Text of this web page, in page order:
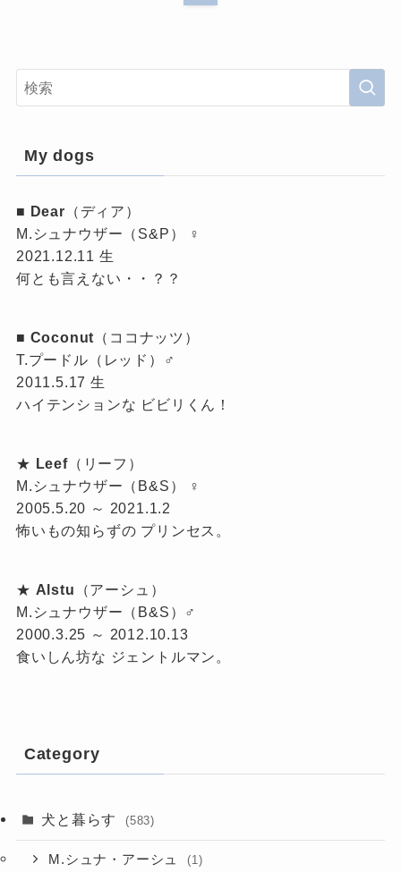
My dogs
■ Dear （ディア）
M.シュナウザー（S&P） ♀
2021.12.11 生
何とも言えない・・？？
■ Coconut （ココナッツ）
T.プードル（レッド）♂
2011.5.17 生
ハイテンションな ビビリくん！
★ Leef（リーフ）
M.シュナウザー（B&S） ♀
2005.5.20 ～ 2021.1.2
怖いもの知らずの プリンセス。
★ Alstu （アーシュ）
M.シュナウザー（B&S）♂
2000.3.25 ～ 2012.10.13
食いしん坊な ジェントルマン。
Category
犬と暮らす (583)
M.シュナ・アーシュ (1)